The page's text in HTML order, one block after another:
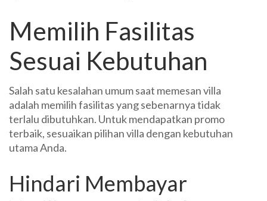
Memilih Fasilitas
Sesuai Kebutuhan
Salah satu kesalahan umum saat memesan villa
adalah memilih fasilitas yang sebenarnya tidak
terlalu dibutuhkan. Untuk mendapatkan promo
terbaik, sesuaikan pilihan villa dengan kebutuhan
utama Anda.
Hindari Membayar